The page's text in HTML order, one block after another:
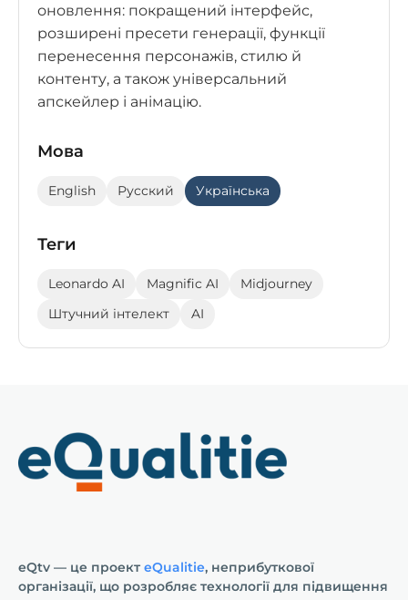
оновлення: покращений інтерфейс,
розширені пресети генерації, функції
перенесення персонажів, стилю й
контенту, а також універсальний
апскейлер і анімацію.
Мова
English Русский Українська
Теги
Leonardo AI Magnific AI
Midjourney
Штучний інтелект
AI
eQtv — це проект eQualitie, неприбуткової
організації, що розробляє технології для підвищення